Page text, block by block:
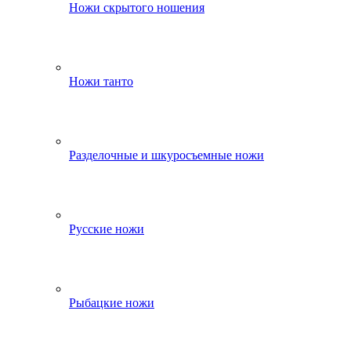
Ножи скрытого ношения
Ножи танто
Разделочные и шкуросъемные ножи
Русские ножи
Рыбацкие ножи